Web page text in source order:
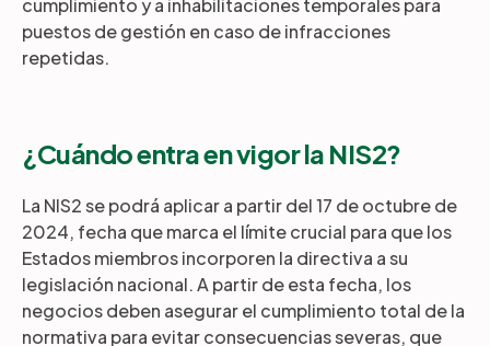
cumplimiento y a inhabilitaciones temporales para
puestos de gestión en caso de infracciones
repetidas.
¿Cuándo entra en vigor la NIS2?
La NIS2 se podrá aplicar a partir del 17 de octubre de
2024, fecha que marca el límite crucial para que los
Estados miembros incorporen la directiva a su
legislación nacional. A partir de esta fecha, los
negocios deben asegurar el cumplimiento total de la
normativa para evitar consecuencias severas, que